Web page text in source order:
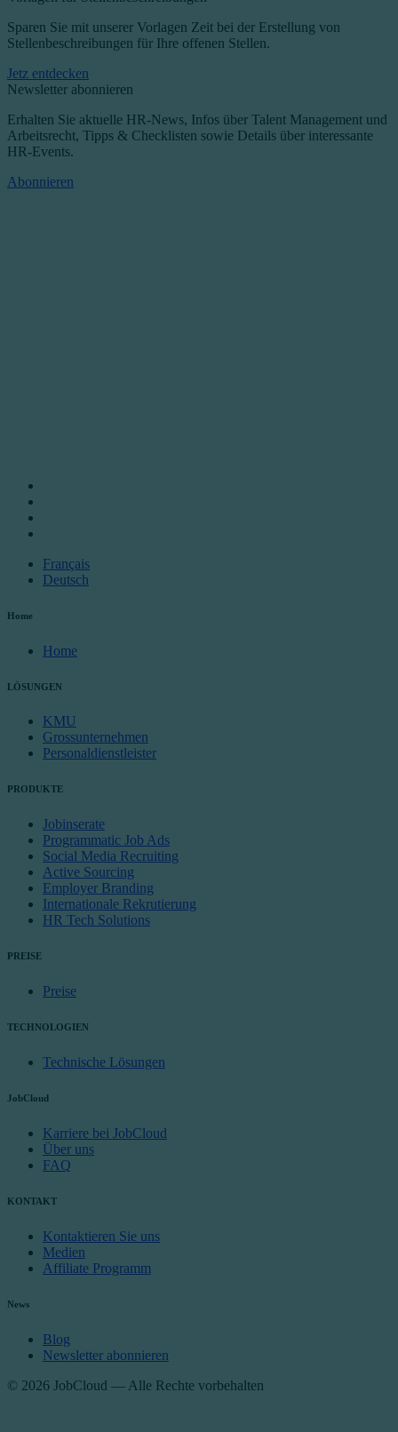
Sparen Sie mit unserer Vorlagen Zeit bei der Erstellung von
Stellenbeschreibungen für Ihre offenen Stellen.
Jetz entdecken
Newsletter abonnieren
Erhalten Sie aktuelle HR-News, Infos über Talent Management und
Arbeitsrecht, Tipps & Checklisten sowie Details über interessante
HR-Events.
Abonnieren
Français
Deutsch
Home
Home
LÖSUNGEN
KMU
Grossunternehmen
Personaldienstleister
PRODUKTE
Jobinserate
Programmatic Job Ads
Social Media Recruiting
Active Sourcing
Employer Branding
Internationale Rekrutierung
HR Tech Solutions
PREISE
Preise
TECHNOLOGIEN
Technische Lösungen
JobCloud
Karriere bei JobCloud
Über uns
FAQ
KONTAKT
Kontaktieren Sie uns
Medien
Affiliate Programm
News
Blog
Newsletter abonnieren
© 2026 JobCloud — Alle Rechte vorbehalten